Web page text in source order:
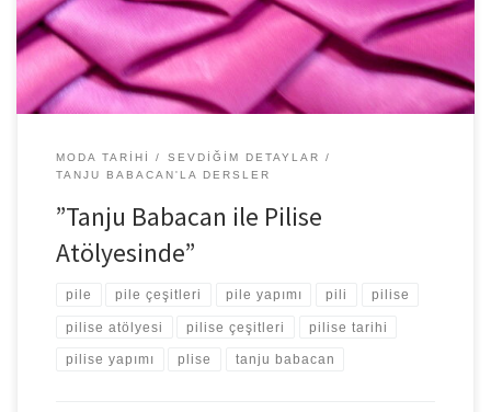
MODA TARIHI
SEVDIĞIM DETAYLAR
TANJU BABACAN'LA DERSLER
”Tanju Babacan ile Pilise
Atölyesinde”
pile pile çeşitleri pile yapımı pili pilise
pilise atölyesi pilise çeşitleri pilise tarihi
pilise yapımı plise tanju babacan